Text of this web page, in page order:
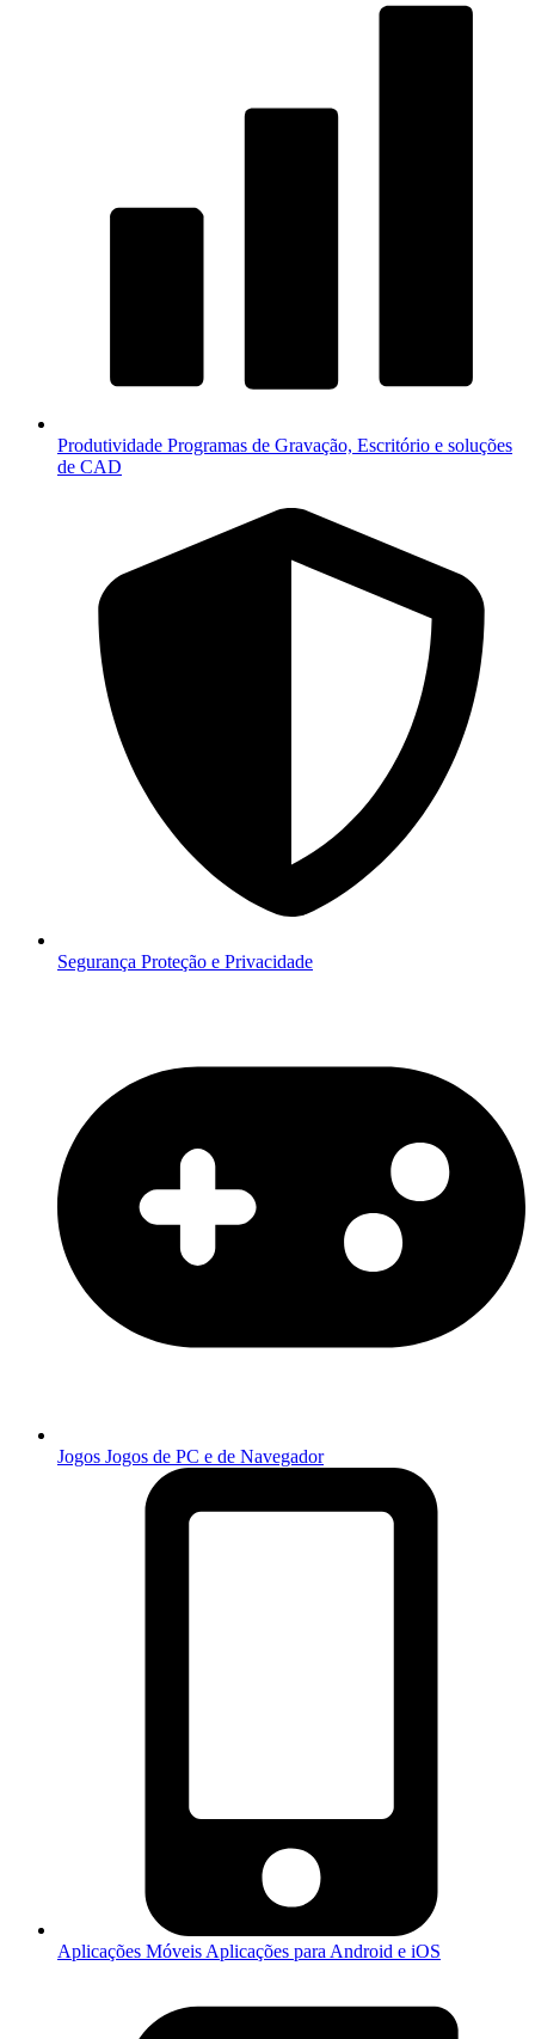
Produtividade Programas de Gravação, Escritório e soluções
de CAD
Segurança Proteção e Privacidade
Jogos Jogos de PC e de Navegador
Aplicações Móveis Aplicações para Android e iOS